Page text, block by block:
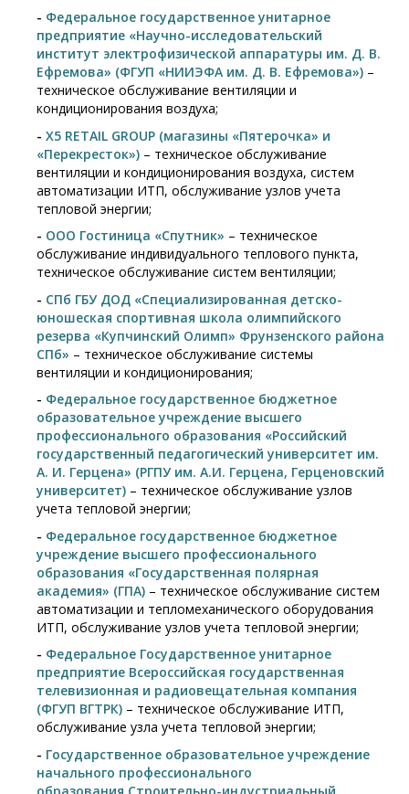
- Федеральное государственное унитарное
предприятие «Научно-исследовательский
институт электрофизической аппаратуры им. Д. В.
Ефремова» (ФГУП «НИИЭФА им. Д. В. Ефремова») –
техническое обслуживание вентиляции и
кондиционирования воздуха;
- X5 RETAIL GROUP (магазины «Пятерочка» и
«Перекресток») – техническое обслуживание
вентиляции и кондиционирования воздуха, систем
автоматизации ИТП, обслуживание узлов учета
тепловой энергии;
- ООО Гостиница «Спутник» – техническое
обслуживание индивидуального теплового пункта,
техническое обслуживание систем вентиляции;
- СПб ГБУ ДОД «Специализированная детско-
юношеская спортивная школа олимпийского
резерва «Купчинский Олимп» Фрунзенского района
СПб» – техническое обслуживание системы
вентиляции и кондиционирования;
- Федеральное государственное бюджетное
образовательное учреждение высшего
профессионального образования «Российский
государственный педагогический университет им.
А. И. Герцена» (РГПУ им. А.И. Герцена, Герценовский
университет) – техническое обслуживание узлов
учета тепловой энергии;
- Федеральное государственное бюджетное
учреждение высшего профессионального
образования «Государственная полярная
академия» (ГПА) – техническое обслуживание систем
автоматизации и тепломеханического оборудования
ИТП, обслуживание узлов учета тепловой энергии;
- Федеральное Государственное унитарное
предприятие Всероссийская государственная
телевизионная и радиовещательная компания
(ФГУП ВГТРК) – техническое обслуживание ИТП,
обслуживание узла учета тепловой энергии;
- Государственное образовательное учреждение
начального профессионального
образования Строительно-индустриальный